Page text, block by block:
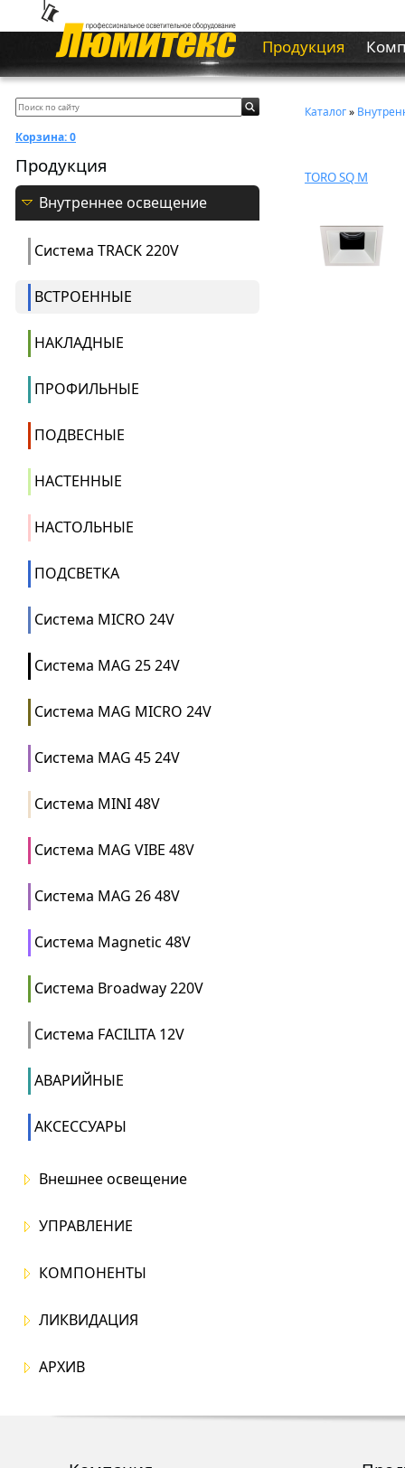
Продукция
Корзина:0
Продукция
Внутреннее освещение
Система ТRACK 220V
ВСТРОЕННЫЕ
НАКЛАДНЫЕ
ПРОФИЛЬНЫЕ
ПОДВЕСНЫЕ
НАСТЕННЫЕ
НАСТОЛЬНЫЕ
ПОДСВЕТКА
Система MICRO 24V
Система MAG 25 24V
Система MAG MICRO 24V
Система MAG 45 24V
Система MINI 48V
Система MAG VIBE 48V
Система MAG 26 48V
Система Magnetic 48V
Система Broadway 220V
Система FACILITA 12V
АВАРИЙНЫЕ
АКСЕССУАРЫ
Внешнее освещение
УПРАВЛЕНИЕ
КОМПОНЕНТЫ
ЛИКВИДАЦИЯ
АРХИВ
Каталог»
TORO SQ M